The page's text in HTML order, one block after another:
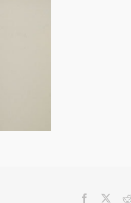
Facebook